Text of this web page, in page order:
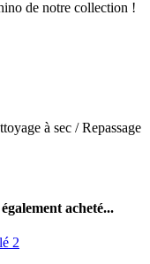
de notre collection !
à sec / Repassage
acheté...